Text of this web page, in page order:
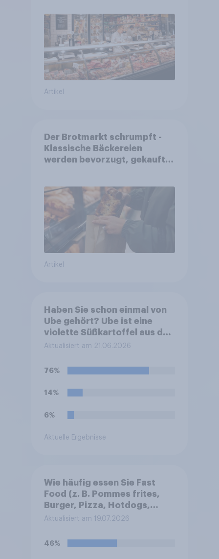
Artikel
Der Brotmarkt schrumpft -
Klassische Bäckereien
werden bevorzugt, gekauft
Artikel
Haben Sie schon einmal von
Ube gehört? Ube ist eine
violette Süßkartoffel aus den
Philippinen, die häufig zum
von Süßspeisen verwendet
Aktualisiert am 21.06.2026
76%
14%
6%
Aktuelle Ergebnisse
Wie häufig essen Sie Fast
Food (z. B. Pommes frites,
Burger, Pizza, Hotdogs,
Chicken Nuggets oder
Aktualisiert am 19.07.2026
46%